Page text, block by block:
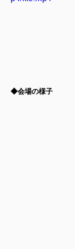
◆会場の様子